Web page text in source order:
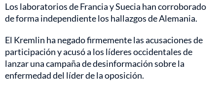
Los laboratorios de Francia y Suecia han corroborado
de forma independiente los hallazgos de Alemania.
El Kremlin ha negado firmemente las acusaciones de
participación y acusó a los líderes occidentales de
lanzar una campaña de desinformación sobre la
enfermedad del líder de la oposición.